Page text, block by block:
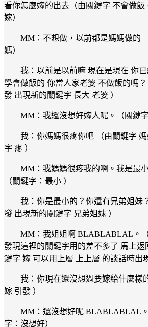
看你怎麼嫁的出去（由關鍵字 不會做飯
嫁）
MM：不想做，以前都是媽媽做的
媽）
我：以前是以前嘛 現在是現在 你
學會做飯的 你當人家老婆 不做飯的嗎？
發 出現新的關鍵字 長大 老婆 ）
MM：我還沒想好嫁人呢。（關鍵字
我：你媽媽很疼你吧 （由關鍵字
字 疼 ）
MM：我媽媽很疼我的啊。我是最
（關鍵字：最小 ）
我：你是最小的？你還有兄弟姐妹
發 出現新的關鍵字 兄弟姐妹 ）
MM：我姐姐啊 BLABLABLAL。
發現這裡的關鍵字用的差不多了 馬上返
鍵字 嫁 可以用上層 上上層 的談話時出
我：你現在還沒想過要嫁給什麼樣
嫁 引發 ）
MM：還沒想好呢 BLABLABLAL
字：沒想好）